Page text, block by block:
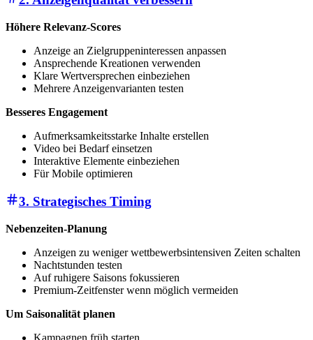
Höhere Relevanz-Scores
Anzeige an Zielgruppeninteressen anpassen
Ansprechende Kreationen verwenden
Klare Wertversprechen einbeziehen
Mehrere Anzeigenvarianten testen
Besseres Engagement
Aufmerksamkeitsstarke Inhalte erstellen
Video bei Bedarf einsetzen
Interaktive Elemente einbeziehen
Für Mobile optimieren
3. Strategisches Timing
Nebenzeiten-Planung
Anzeigen zu weniger wettbewerbsintensiven Zeiten schalten
Nachtstunden testen
Auf ruhigere Saisons fokussieren
Premium-Zeitfenster wenn möglich vermeiden
Um Saisonalität planen
Kampagnen früh starten